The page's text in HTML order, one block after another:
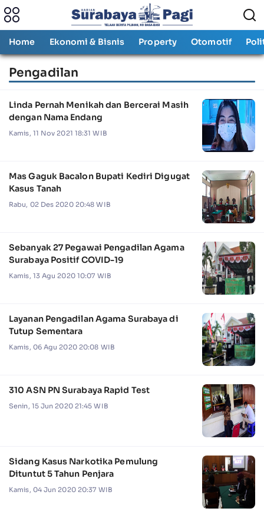
Home Ekonomi & Bisnis Property Otomotif
Pengadilan
Linda Pernah Menikah dan Bercerai Masih
dengan Nama Endang
Kamis, 11 Nov 2021 18:31 WIB
Mas Gaguk Bacalon Bupati Kediri Digugat
Kasus Tanah
Rabu, 02 Des 2020 20:48 WIB
Sebanyak 27 Pegawai Pengadilan Agama
Surabaya Positif COVID-19
Kamis, 13 Agu 2020 10:07 WIB
Layanan Pengadilan Agama Surabaya di
Tutup Sementara
Kamis, 06 Agu 2020 20:08 WIB
310 ASN PN Surabaya Rapid Test
Senin, 15 Jun 2020 21:45 WIB
Sidang Kasus Narkotika Pemulung
Dituntut 5 Tahun Penjara
Kamis, 04 Jun 2020 20:37 WIB